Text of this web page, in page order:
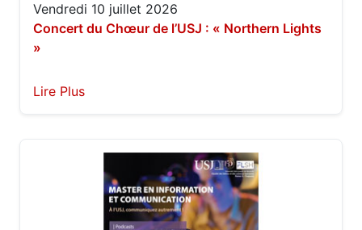
Vendredi 10 juillet 2026
Concert du Chœur de l’USJ : « Northern Lights
»
Lire Plus